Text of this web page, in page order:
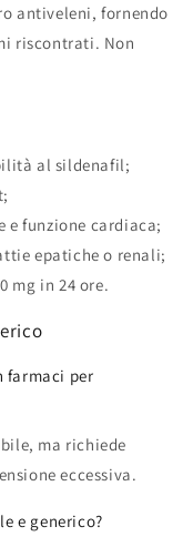
antiveleni, fornendo
riscontrati. Non
al sildenafil;
e funzione cardiaca;
epatiche o renali;
mg in 24 ore.
farmaci per
ma richiede
eccessiva.
e generico?